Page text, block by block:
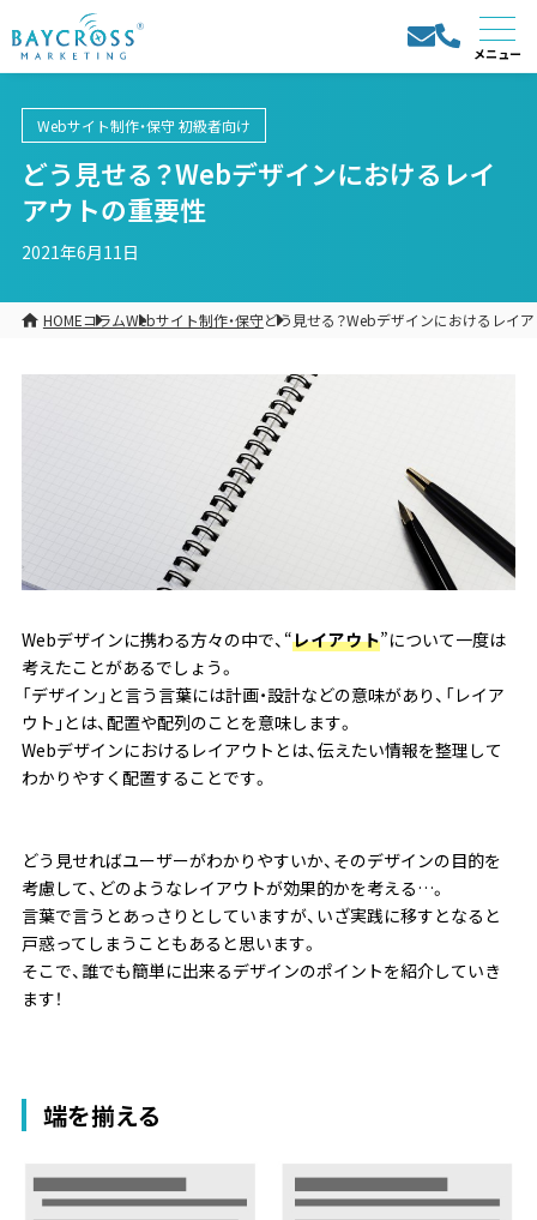
Webサイト制作・保守 初級者向け
どう見せる？Webデザインにおけるレイ
アウトの重要性
2021年6月11日
HOMEコラムWebサイト制作・保守どう見せる？Webデザインにおけるレイ
Webデザインに携わる方々の中で、“レイアウト”について一度は
考えたことがあるでしょう。
「デザイン」と言う言葉には計画・設計などの意味があり、「レイア
ウト｣とは、配置や配列のことを意味します。
Webデザインにおけるレイアウトとは、伝えたい情報を整理して
わかりやすく配置することです。
どう見せればユーザーがわかりやすいか、そのデザインの目的を
考慮して、どのようなレイアウトが効果的かを考える…。
言葉で言うとあっさりとしていますが、いざ実践に移すとなると
戸惑ってしまうこともあると思います。
そこで、誰でも簡単に出来るデザインのポイントを紹介していき
ます！
端を揃える